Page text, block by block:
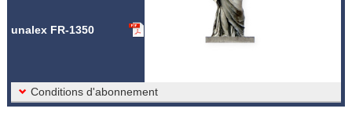
unalex FR-1350
Conditions d'abonnement